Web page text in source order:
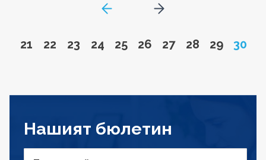
GoToPreviousPage
Go to page
21 Go to page
22 Go to page
23 Go to page
24 Go to page
25 Go to page
26 Go to page
27 Go to page
28 Go to
29 Page
30
Go to next page
Нашият бюлетин